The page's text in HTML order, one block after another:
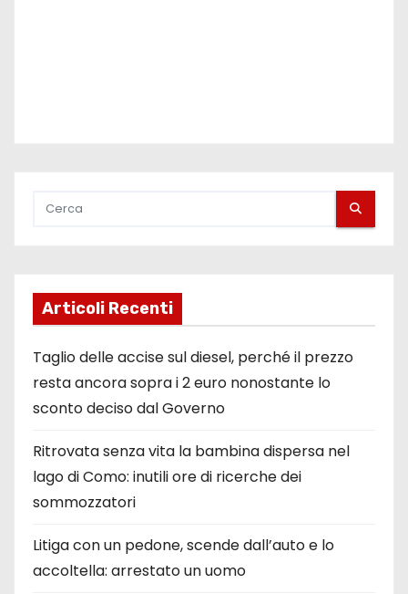
Articoli Recenti
Taglio delle accise sul diesel, perché il prezzo
resta ancora sopra i 2 euro nonostante lo
sconto deciso dal Governo
Ritrovata senza vita la bambina dispersa nel
lago di Como: inutili ore di ricerche dei
sommozzatori
Litiga con un pedone, scende dall’auto e lo
accoltella: arrestato un uomo